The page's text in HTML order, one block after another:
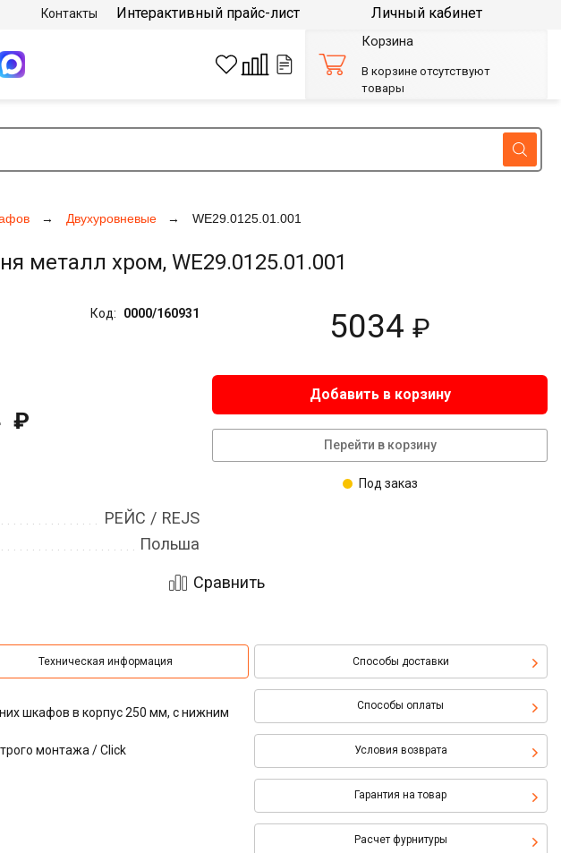
Двухуровневые WE29.0125.01.001
металл хром, WE29.0125.01.001
Код: 0000/160931 5034 ₽
РЕЙС / REJS
Польша
₽
Добавить в корзину
Перейти в корзину
Под заказ
Сравнить
Техническая информация Способы доставки
Способы оплаты
Условия возврата
Гарантия на товар
Расчет фурнитуры
шкафов в корпус 250 мм, с нижним
монтажа / Click
Контакты Интерактивный прайс-лист Личный кабинет
Корзина
В корзине отсутствуют
товары